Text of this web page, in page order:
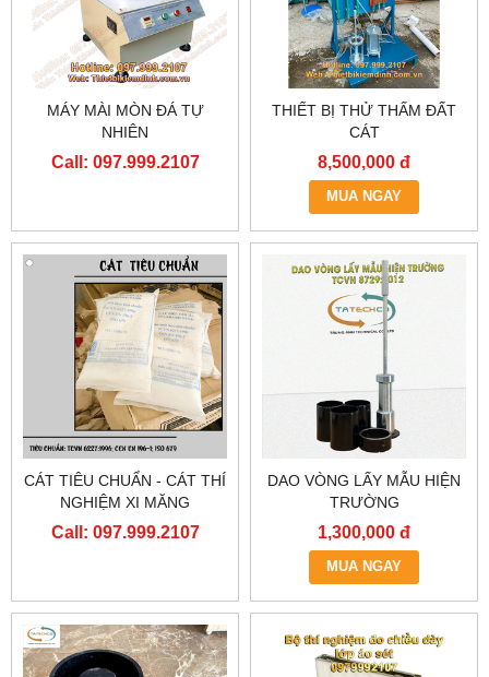
MÁY MÀI MÒN ĐÁ TỰ
NHIÊN
Call: 097.999.2107
THIẾT BỊ THỬ THẤM ĐẤT
CÁT
8,500,000 đ
MUA NGAY
CÁT TIÊU CHUẨN - CÁT THÍ
NGHIỆM XI MĂNG
Call: 097.999.2107
DAO VÒNG LẤY MẪU HIỆN
TRƯỜNG
1,300,000 đ
MUA NGAY